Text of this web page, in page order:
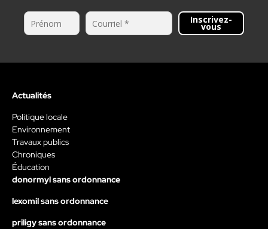
Inscrivez-
vous
Actualités
Politique locale
Environnement
Travaux publics
Chroniques
Éducation
donormyl sans ordonnance
lexomil sans ordonnance
priligy sans ordonnance